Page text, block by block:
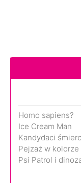
Homo sapiens?
Ice Cream Man
Kandydaci
Pejzaż w kolorze
Psi Patrol i